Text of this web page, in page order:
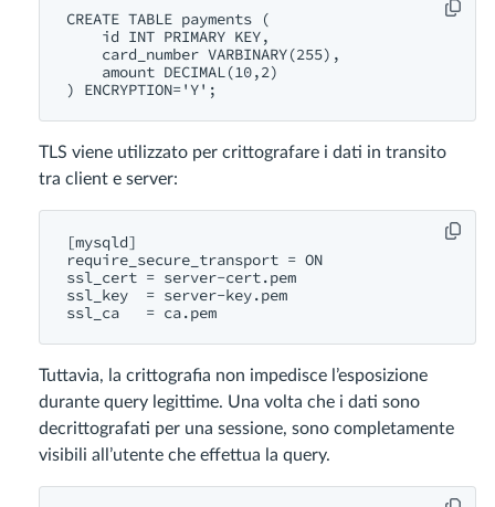
CREATE TABLE payments (
    id INT PRIMARY KEY,
    card_number VARBINARY(255),
    amount DECIMAL(10,2)
TLS viene utilizzato per crittografare i dati in transito
tra client e server:
[mysqld]
require_secure_transport = ON
ssl_cert = server-cert.pem
ssl_key  = server-key.pem
Tuttavia, la crittografia non impedisce l’esposizione
durante query legittime. Una volta che i dati sono
decrittografati per una sessione, sono completamente
visibili all’utente che effettua la query.